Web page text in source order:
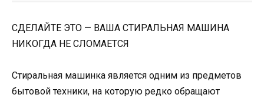
СДЕЛАЙТЕ ЭТО — ВАША СТИРАЛЬНАЯ МАШИНА
НИКОГДА НЕ СЛОМАЕТСЯ
Стиральная машинка является одним из предметов
бытовой техники, на которую редко обращают